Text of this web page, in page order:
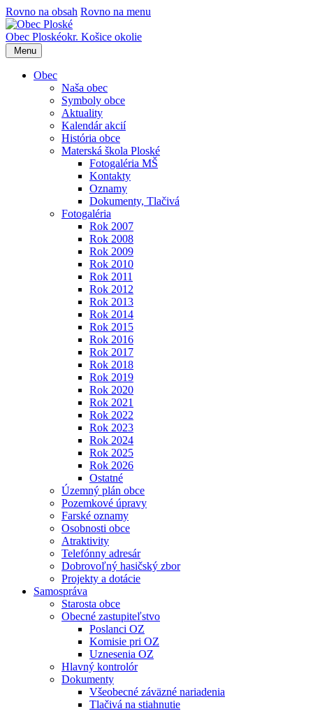
Rovno na obsah Rovno na menu
Obec Ploskéokr. Košice okolie
Menu
Obec
Naša obec
Symboly obce
Aktuality
Kalendár akcií
História obce
Materská škola Ploské
Fotogaléria MŠ
Kontakty
Oznamy
Dokumenty, Tlačivá
Fotogaléria
Rok 2007
Rok 2008
Rok 2009
Rok 2010
Rok 2011
Rok 2012
Rok 2013
Rok 2014
Rok 2015
Rok 2016
Rok 2017
Rok 2018
Rok 2019
Rok 2020
Rok 2021
Rok 2022
Rok 2023
Rok 2024
Rok 2025
Rok 2026
Ostatné
Územný plán obce
Pozemkové úpravy
Farské oznamy
Osobnosti obce
Atraktivity
Telefónny adresár
Dobrovoľný hasičský zbor
Projekty a dotácie
Samospráva
Starosta obce
Obecné zastupiteľstvo
Poslanci OZ
Komisie pri OZ
Uznesenia OZ
Hlavný kontrolór
Dokumenty
Všeobecné záväzné nariadenia
Tlačivá na stiahnutie